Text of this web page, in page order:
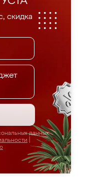
скидка
данных